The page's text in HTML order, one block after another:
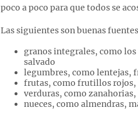
poco a poco para que todos se
Las siguientes son buenas
granos integrales, como los
salvado
legumbres, como lentejas,
frutas, como frutillos rojos,
verduras, como
nueces, como almendras,